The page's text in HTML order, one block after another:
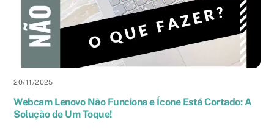
20/11 /2025
Webcam Lenovo Não Funciona e Ícone Está Cortado: A
Solução de Um Toque!